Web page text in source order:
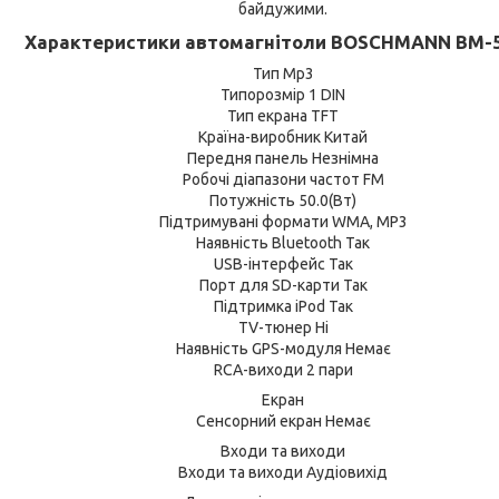
байдужими.
Характеристики автомагнітоли BOSCHMANN BM-
Тип Mp3
Типорозмір 1 DIN
Тип екрана TFT
Країна-виробник Китай
Передня панель Незнімна
Робочі діапазони частот FM
Потужність 50.0(Вт)
Підтримувані формати WMA, MP3
Наявність Bluetooth Так
USB-інтерфейс Так
Порт для SD-карти Так
Підтримка iPod Так
TV-тюнер Ні
Наявність GPS-модуля Немає
RCA-виходи 2 пари
Екран
Сенсорний екран Немає
Входи та виходи
Входи та виходи Аудіовихід